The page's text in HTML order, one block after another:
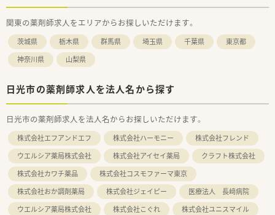
関東の薬剤師求人をエリアからお探しいただけます。
茨城県 栃木県 群馬県 埼玉県 千葉県
東京都
神奈川県
山梨県
日光市の薬剤師求人を法人名から探す
日光市の薬剤師求人を法人名からお探しいただけます。
株式会社エフアンドエフ 株式会社ハーモニー
株式会社フレンド
ウエルシア薬局株式会社
株式会社アイセイ薬局
クラフト株式会社
株式会社カワチ薬品
株式会社コスモファーマ東京
株式会社おか調剤薬局
株式会社ジェイピー
医療法人 長﨑病院
ウエルシア薬局株式会社
株式会社こぐれ
株式会社ユニスマイル